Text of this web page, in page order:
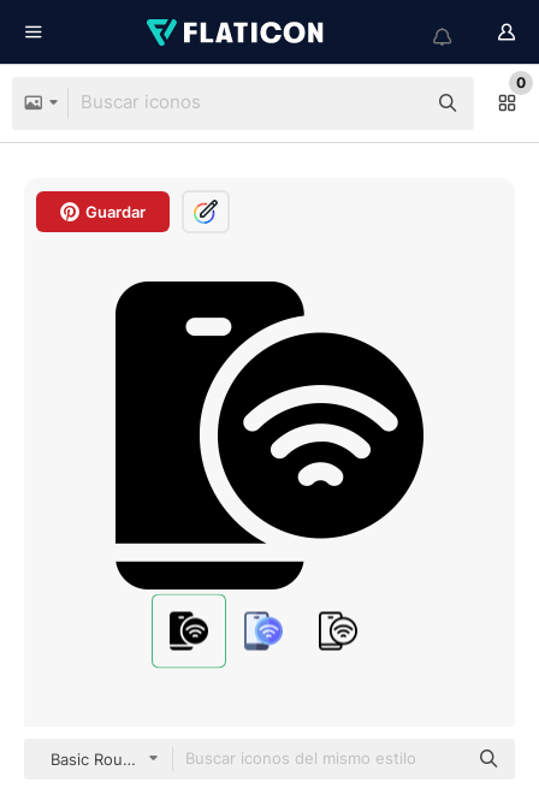
0
Guardar
Basic Rounded Filled